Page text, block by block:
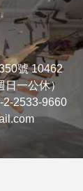
號 10462
一公休）
2-2533-9660